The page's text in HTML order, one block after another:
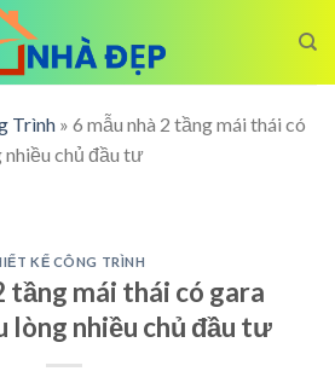
Trình » 6 mẫu nhà 2 tầng mái thái có
nhiều chủ đầu tư
KẾ CÔNG TRÌNH
tầng mái thái có gara
lòng nhiều chủ đầu tư